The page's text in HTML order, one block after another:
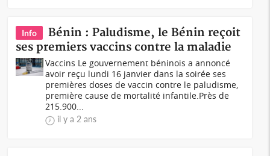
Info
Bénin : Paludisme, le Bénin reçoit
ses premiers vaccins contre la maladie
Vaccins Le gouvernement béninois a annoncé
avoir reçu lundi 16 janvier dans la soirée ses
premières doses de vaccin contre le paludisme,
première cause de mortalité infantile.Près de
215.900...
il y a 2 ans